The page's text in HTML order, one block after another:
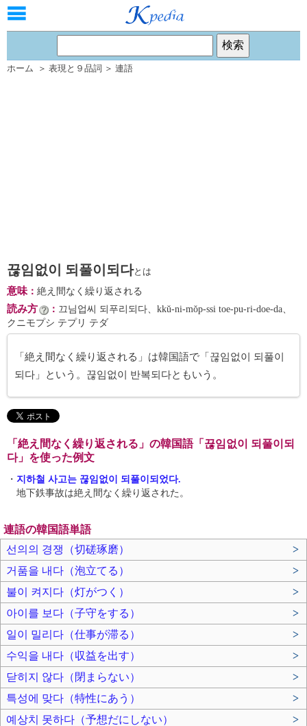
ホーム ＞ 表現と９品詞 ＞ 連語
끊임없이 되풀이되다とは
意味： 絶え間なく繰り返される
読み方 ： 끄님업씨 되푸리되다、kkŭ-ni-mŏp-ssi toe-pu-ri-doe-da、
クニモプシ テプリ テダ
「絶え間なく繰り返される」は韓国語で「끊임없이 되풀이
되다」という。끊임없이 반복되다ともいう。
「絶え間なく繰り返される」の韓国語「끊임없이 되풀이되
다」を使った例文
・ 지하철 사고는 끊임없이 되풀이되었다.
地下鉄事故は絶え間なく繰り返された。
連語の韓国語単語
선의의 경쟁（切磋琢磨）
>
거품을 내다（泡立てる）
>
불이 켜지다（灯がつく）
>
아이를 보다（子守をする）
>
일이 밀리다（仕事が滞る）
>
수익을 내다（収益を出す）
>
닫히지 않다（閉まらない）
>
특성에 맞다（特性にあう）
>
예상치 못하다（予想だにしない）
>